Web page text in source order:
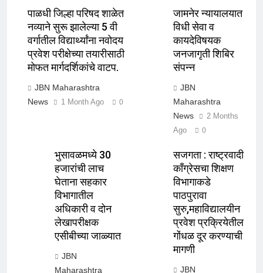
पाळधी जिल्हा परिषद शाळेत
नव्याने सुरू झालेल्या 5 वी
वर्गातील विद्यार्थ्यांना नवोदय
प्रवेश परीक्षेच्या तयारीसाठी
मोफत मार्गदर्शिकांचे वाटप.
JBN Maharashtra
News
1 Month Ago 0
जामनेर न्यायालयात
विधी सेवा व
कायदेविषयक
जनजागृती शिबिर
संपन्न
JBN
Maharashtra
News
2 Months
Ago
0
भुसावळमध्ये 30
हजारांची लाच
घेताना सहकार
विभागातील
अधिकारी व दोन
लेखापरीक्षक
एसीबीच्या जाळ्यात
JBN
Maharashtra
सजगता : राष्ट्रवादी
काँग्रेसचा शिक्षण
विभागाकडे
पाठपुरावा
सुरु,महाविद्यालयीन
प्रवेश प्रक्रियेतील
गोंधळ दूर करण्याची
मागणी
JBN